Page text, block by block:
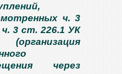
ч. 3
3 ст. 226.1 УК
через